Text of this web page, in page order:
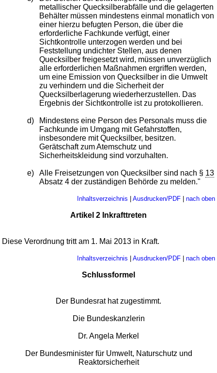
metallischer Quecksilberabfälle und die gelagerten
Behälter müssen mindestens einmal monatlich von
einer hierzu befugten Person, die über die
erforderliche Fachkunde verfügt, einer
Sichtkontrolle unterzogen werden und bei
Feststellung undichter Stellen, aus denen
Quecksilber freigesetzt wird, müssen unverzüglich
alle erforderlichen Maßnahmen ergriffen werden,
um eine Emission von Quecksilber in die Umwelt
zu verhindern und die Sicherheit der
Quecksilberlagerung wiederherzustellen. Das
Ergebnis der Sichtkontrolle ist zu protokollieren.
d)
Mindestens eine Person des Personals muss die
Fachkunde im Umgang mit Gefahrstoffen,
insbesondere mit Quecksilber, besitzen.
Gerätschaft zum Atemschutz und
Sicherheitskleidung sind vorzuhalten.
e) Alle Freisetzungen von Quecksilber sind nach § 13
Absatz 4 der zuständigen Behörde zu melden."
Inhaltsverzeichnis | Ausdrucken/PDF| nach oben
Artikel 2 Inkrafttreten
Diese Verordnung tritt am 1. Mai 2013 in Kraft.
Inhaltsverzeichnis | Ausdrucken/PDF| nach oben
Schlussformel
Der Bundesrat hat zugestimmt.
Die Bundeskanzlerin
Dr. Angela Merkel
Der Bundesminister für Umwelt, Naturschutz und
Reaktorsicherheit